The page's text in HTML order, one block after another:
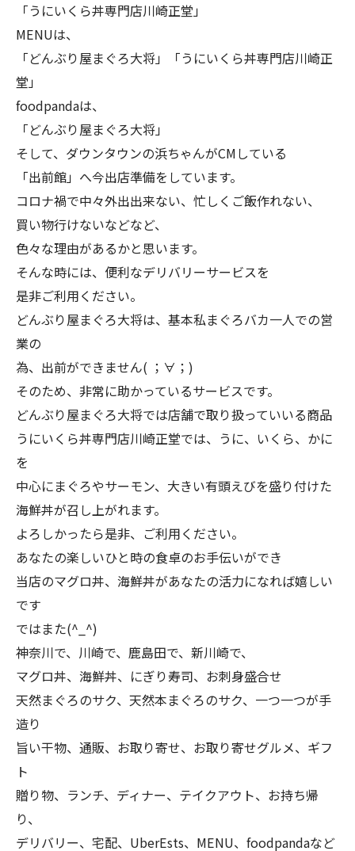
「うにいくら丼専門店川崎正堂」
MENUは、
「どんぶり屋まぐろ大将」「うにいくら丼専門店川崎正
堂」
foodpandaは、
「どんぶり屋まぐろ大将」
そして、ダウンタウンの浜ちゃんがCMしている
「出前館」へ今出店準備をしています。
コロナ禍で中々外出出来ない、忙しくご飯作れない、
買い物行けないなどなど、
色々な理由があるかと思います。
そんな時には、便利なデリバリーサービスを
是非ご利用ください。
どんぶり屋まぐろ大将は、基本私まぐろバカ一人での営
業の
為、出前ができません( ；∀；)
そのため、非常に助かっているサービスです。
どんぶり屋まぐろ大将では店舗で取り扱っていいる商品
うにいくら丼専門店川崎正堂では、うに、いくら、かに
を
中心にまぐろやサーモン、大きい有頭えびを盛り付けた
海鮮丼が召し上がれます。
よろしかったら是非、ご利用ください。
あなたの楽しいひと時の食卓のお手伝いができ
当店のマグロ丼、海鮮丼があなたの活力になれば嬉しい
です
ではまた(^_^)
神奈川で、川崎で、鹿島田で、新川崎で、
マグロ丼、海鮮丼、にぎり寿司、お刺身盛合せ
天然まぐろのサク、天然本まぐろのサク、一つ一つが手
造り
旨い干物、通販、お取り寄せ、お取り寄せグルメ、ギフ
ト
贈り物、ランチ、ディナー、テイクアウト、お持ち帰
り、
デリバリー、宅配、UberEsts、MENU、foodpandaなど